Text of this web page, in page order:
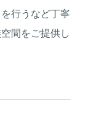
行うなど丁寧
間をご提供し